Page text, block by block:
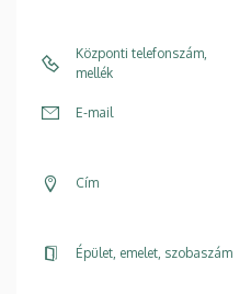
Központi telefonszám,
mellék
E-mail
Cím
Épület, emelet, szobaszám